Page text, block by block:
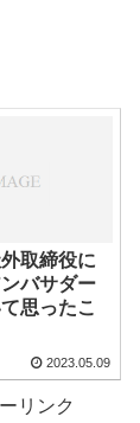
取締役に
バサダー
思ったこ
2023.05.09
リンク